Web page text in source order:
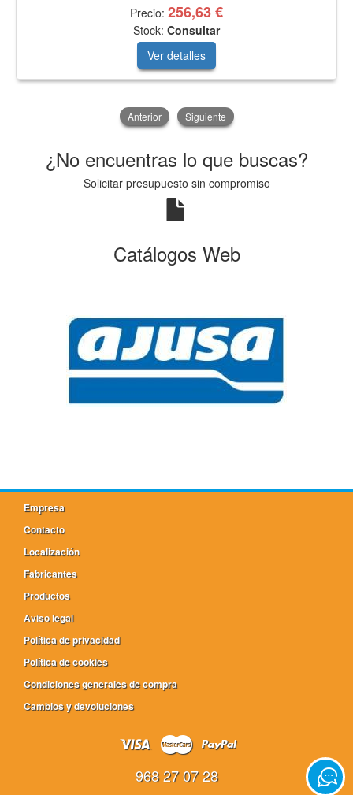
Precio: 256,63 €
Stock: Consultar
Ver detalles
Anterior Siguiente
¿No encuentras lo que buscas?
Solicitar presupuesto sin compromiso
Catálogos Web
Empresa
Contacto
Localización
Fabricantes
Productos
Aviso legal
Política de privacidad
Política de cookies
Condiciones generales de compra
Cambios y devoluciones
968 27 07 28